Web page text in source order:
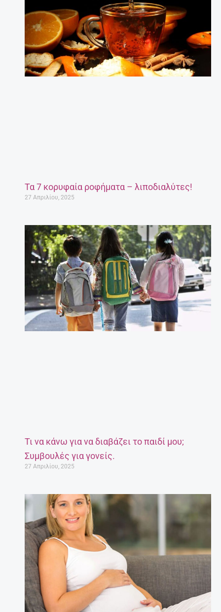
Τα 7 κορυφαία ροφήματα – λιποδιαλύτες!
27 Απριλίου, 2025
Τι να κάνω για να διαβάζει το παιδί μου;
Συμβουλές για γονείς.
27 Απριλίου, 2025